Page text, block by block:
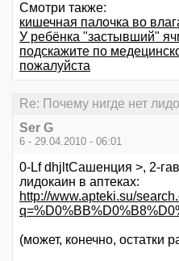
Смотри также:
кишечная палочка во
У ребёнка "застывший"
подскажите по
пожалуйста
Re: Почему нигде нет
Ser G
6 - 29.04.2010 - 06:01
0-Lf dhjltСашенция >, 2-
лидокаин в аптеках:
http://www.apteki.su/
(может, конечно, остатки